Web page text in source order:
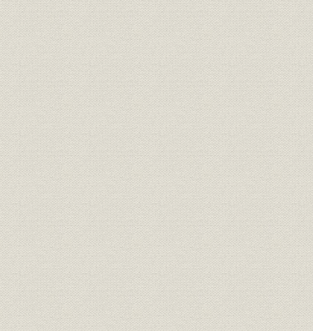
第3 山陽鉄道会社との連絡運輸
第4 関西鉄道会社との連絡運輸
第5 甲武鉄道会社との連絡運輸
第6 両毛鉄道会社との連絡運輸
第7 水戸鉄道会社との連絡運輸
第5節 運転
第1 列車運転
第2 保安
第3 事故・災害